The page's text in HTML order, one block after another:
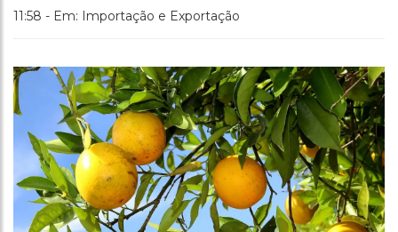
11:58 - Em: Importação e Exportação